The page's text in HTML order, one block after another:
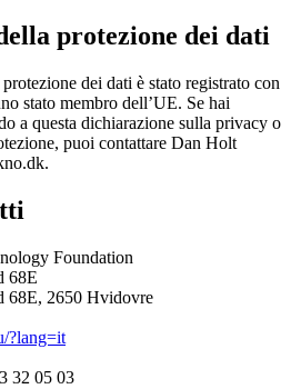
protezione dei dati
dei dati è stato registrato con
stato membro dell’UE. Se hai
a questa dichiarazione sulla privacy o
puoi contattare Dan Holt
Foundation
68E
68E, 2650 Hvidovre
?lang=it
32 05 03